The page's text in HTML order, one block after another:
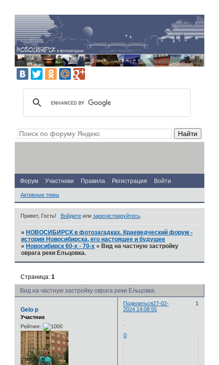
Форум Участники Правила Регистрация Войти
Активные темы
Привет, Гость! Войдитеили зарегистрируйтесь.
» НОВОСИБИРСК в фотозагадках. Краеведческий форум -
история Новосибирска, его настоящее и будущее
» Новосибирск 60-х - 70-х » Вид на частную застройку
оврага реки Ельцовка.
Вид на частную застройку оврага реки Ельцовка.
Страница:1
Поделиться 1
27-02-
2024 14:08:55
Gelo p
Участник
Рейтинг:
0